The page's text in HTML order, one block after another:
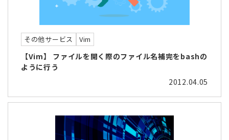
その他サービス Vim
【Vim】 ファイルを開く際のファイル名補完をbashの
ように行う
2012.04.05